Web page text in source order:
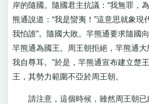
岸的隨國。隨國君主抗議：“我無罪，
熊通說道：“我是蠻夷！”這意思就象現
我怕誰”。隨國大敗。羋熊通要求隨國
羋熊通為國王。周王朝拒絕，羋熊通大
我自尊耳。”於是，羋熊通宣布建立楚
王，其勢力範圍不亞於周王朝。
請注意，這個時候，雖然周王朝已